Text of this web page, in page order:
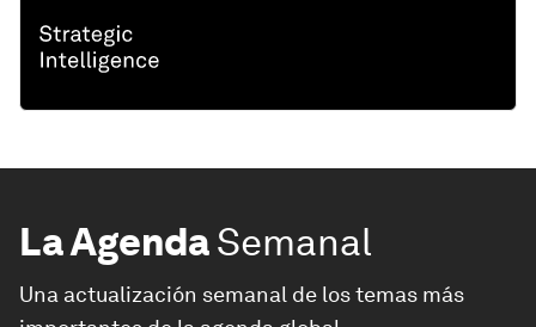
La AgendaSemanal
Una actualización semanal de los temas más